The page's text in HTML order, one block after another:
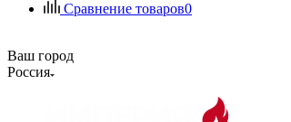
Сравнение товаров0
Ваш город
Россия